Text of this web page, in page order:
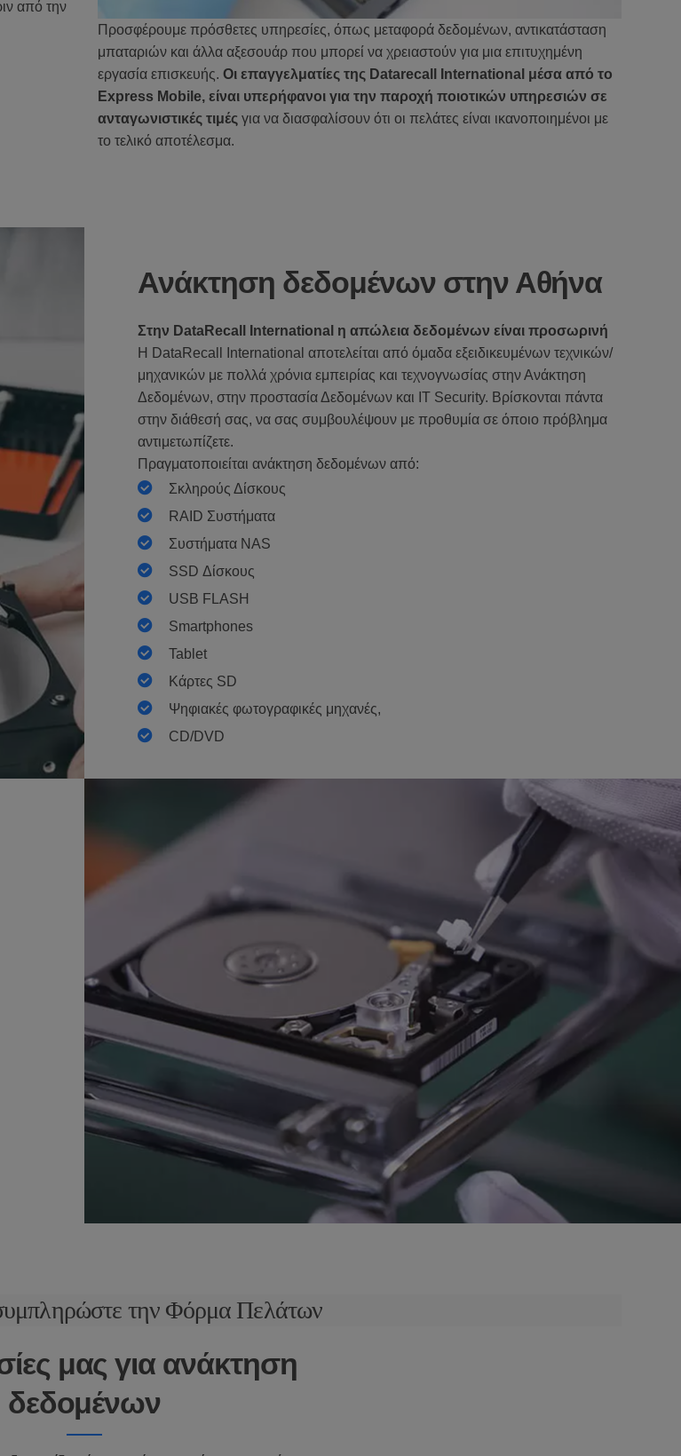
από την
Προσφέρουμε πρόσθετες υπηρεσίες, όπως μεταφορά δεδομένων, αντικατάσταση
μπαταριών και άλλα αξεσουάρ που μπορεί να χρειαστούν για μια επιτυχημένη
εργασία επισκευής. Οι επαγγελματίες της Datarecall International μέσα από το
Express Mobile, είναι υπερήφανοι για την παροχή ποιοτικών υπηρεσιών σε
ανταγωνιστικές τιμές για να διασφαλίσουν ότι οι πελάτες είναι ικανοποιημένοι με
το τελικό αποτέλεσμα.
Ανάκτηση δεδομένων στην Αθήνα
Στην DataRecall International η απώλεια δεδομένων είναι προσωρινή
H DataRecall International αποτελείται από όμαδα εξειδικευμένων τεχνικών/
μηχανικών με πολλά χρόνια εμπειρίας και τεχνογνωσίας στην Ανάκτηση
Δεδομένων, στην προστασία Δεδομένων και IT Security. Bρίσκονται πάντα
στην διάθεσή σας, να σας συμβουλέψουν με προθυμία σε όποιο πρόβλημα
αντιμετωπίζετε.
Πραγματοποιείται ανάκτηση δεδομένων από:
Σκληρούς Δίσκους
RAID Συστήματα
Συστήματα NAS
SSD Δίσκους
USB FLASH
Smartphones
Tablet
Κάρτες SD
Ψηφιακές φωτογραφικές μηχανές,
CD/DVD
την Φόρμα Πελάτων
μας για ανάκτηση
δεδομένων